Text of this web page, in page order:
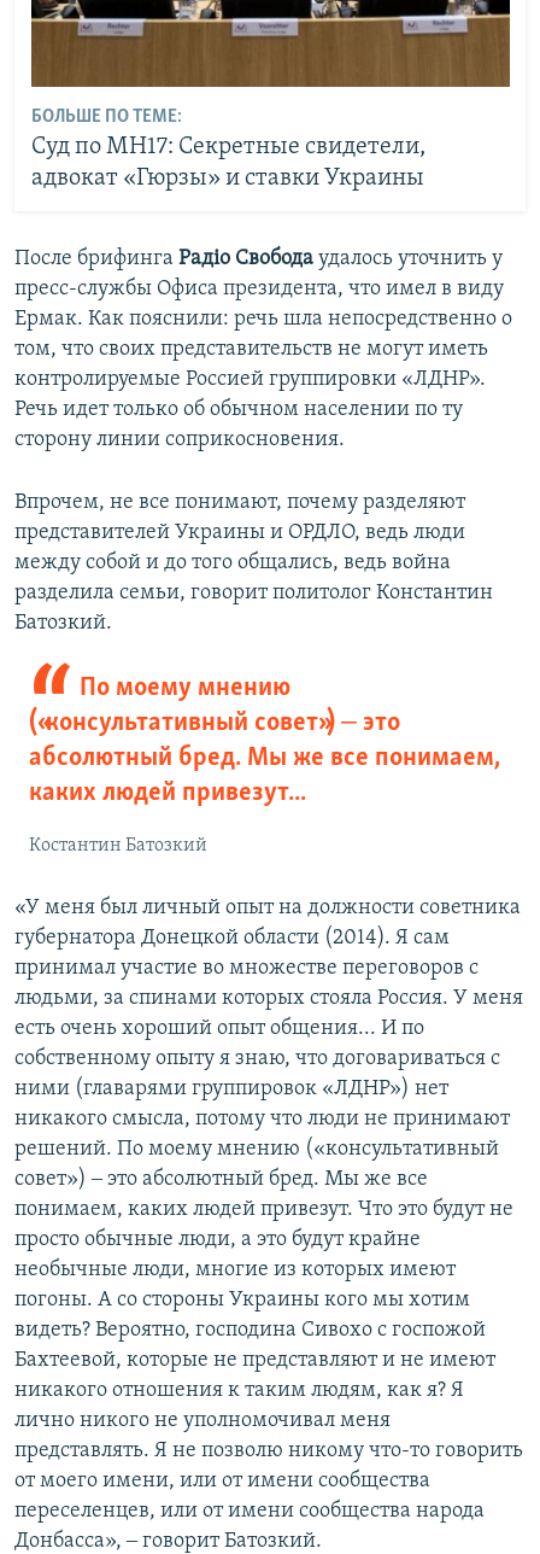
БОЛЬШЕ ПО ТЕМЕ:
Cуд по МН17: Секретные свидетели,
адвокат «Гюрзы» и ставки Украины
После брифинга Радіо Свобода удалось уточнить у
пресс-службы Офиса президента, что имел в виду
Ермак. Как пояснили: речь шла непосредственно о
том, что своих представительств не могут иметь
контролируемые Россией группировки «ЛДНР».
Речь идет только об обычном населении по ту
сторону линии соприкосновения.
Впрочем, не все понимают, почему разделяют
представителей Украины и ОРДЛО, ведь люди
между собой и до того общались, ведь война
разделила семьи, говорит политолог Константин
Батозкий.
По моему мнению
(«консультативный совет») ‒ это
абсолютный бред. Мы же все понимаем,
каких людей привезут...
Костантин Батозкий
«У меня был личный опыт на должности советника
губернатора Донецкой области (2014). Я сам
принимал участие во множестве переговоров с
людьми, за спинами которых стояла Россия. У меня
есть очень хороший опыт общения... И по
собственному опыту я знаю, что договариваться с
ними (главарями группировок «ЛДНР») нет
никакого смысла, потому что люди не принимают
решений. По моему мнению («консультативный
совет») ‒ это абсолютный бред. Мы же все
понимаем, каких людей привезут. Что это будут не
просто обычные люди, а это будут крайне
необычные люди, многие из которых имеют
погоны. А со стороны Украины кого мы хотим
видеть? Вероятно, господина Сивохо с госпожой
Бахтеевой, которые не представляют и не имеют
никакого отношения к таким людям, как я? Я
лично никого не уполномочивал меня
представлять. Я не позволю никому что-то говорить
от моего имени, или от имени сообщества
переселенцев, или от имени сообщества народа
Донбасса», ‒ говорит Батозкий.